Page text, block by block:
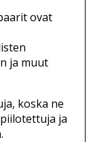
ovat
ja muut
koska ne
ja